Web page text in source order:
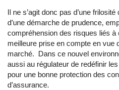
Il ne s’agit donc pas d’une
d’une démarche de prudence,
compréhension des risques liés à
meilleure prise en compte en vue
marché. Dans ce nouvel
aussi au régulateur de redéfinir
pour une bonne protection des
d’assurance.